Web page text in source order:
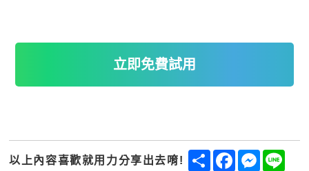
立即免費試用
以上內容喜歡就用力分享出去唷! ShareFacebook